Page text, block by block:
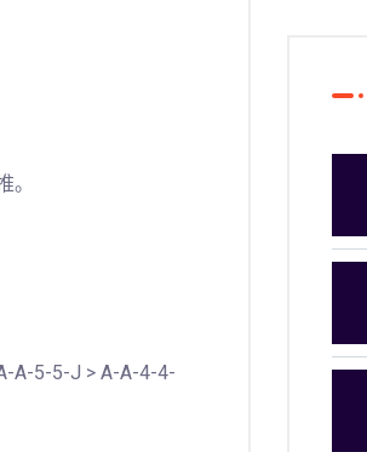
A-5-5-J > A-A-4-4-